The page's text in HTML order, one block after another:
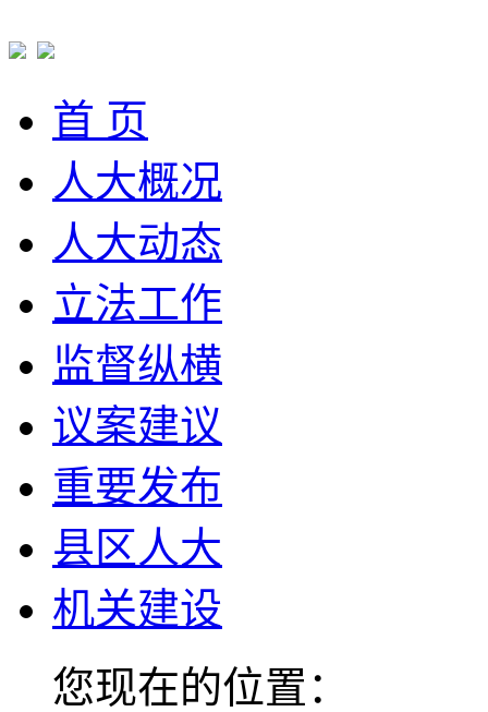
首 页
人大概况
人大动态
立法工作
监督纵横
议案建议
重要发布
县区人大
机关建设
您现在的位置：